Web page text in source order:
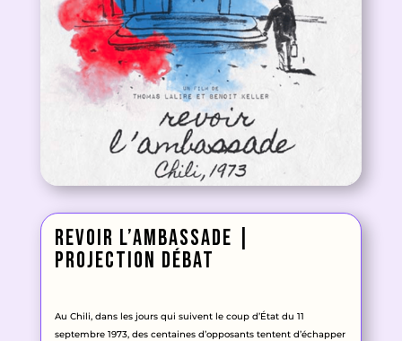
Revoir l’ambassade |
projection débat
Au Chili, dans les jours qui suivent le coup d’État du 11
septembre 1973, des centaines d’opposants tentent d’échapper